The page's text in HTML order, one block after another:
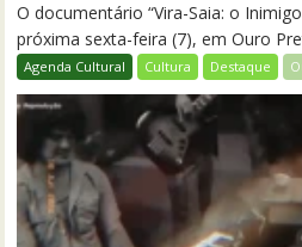
O documentário “Vira-Saia: o
próxima sexta-feira (7), em Ouro
Agenda Cultural Cultura Destaque